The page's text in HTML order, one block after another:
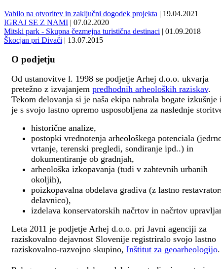
Vabilo na otvoritev in zaključni dogodek projekta | 19.04.2021
IGRAJ SE Z NAMI | 07.02.2020
Mitski park - Skupna čezmejna turistična destinaci | 01.09.2018
Škocjan pri Divači | 13.07.2015
O podjetju
Od ustanovitve l. 1998 se podjetje Arhej d.o.o. ukvarja
pretežno z izvajanjem predhodnih arheoloških raziskav.
Tekom delovanja si je naša ekipa nabrala bogate izkušnje
je s svojo lastno opremo usposobljena za naslednje
historične analize,
postopki vrednotenja arheološkega potenciala
vrtanje, terenski pregledi, sondiranje ipd..) in
dokumentiranje ob gradnjah,
arheološka izkopavanja (tudi v zahtevnih urbanih
okoljih),
poizkopavalna obdelava gradiva (z lastno
delavnico),
izdelava konservatorskih načrtov in načrtov
Leta 2011 je podjetje Arhej d.o.o. pri Javni agenciji za
raziskovalno dejavnost Slovenije registriralo svojo lastno
raziskovalno-razvojno skupino, Inštitut za geoarheologijo.